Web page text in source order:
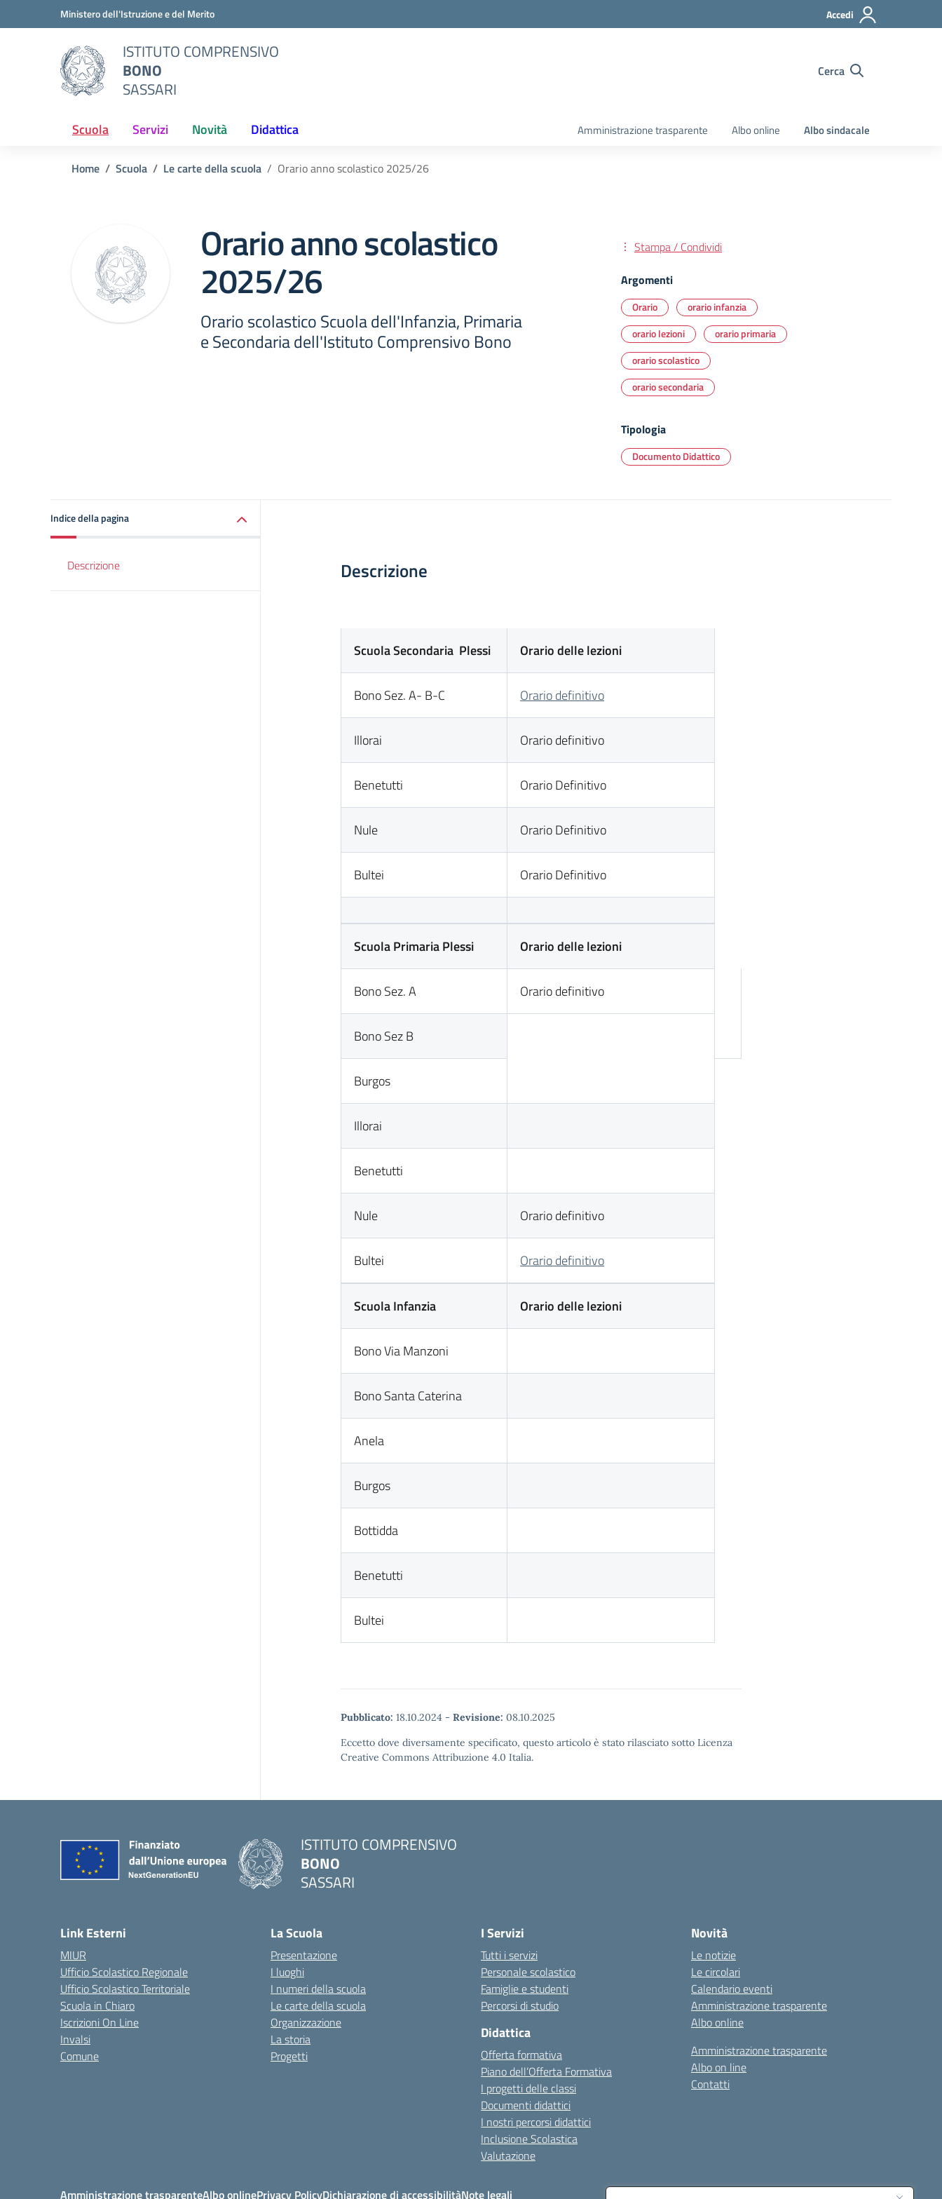
Vai ai contenuti
Vai al menu di navigazioneMinistero dell'Istruzione e del Merito Accedi
ISTITUTO COMPRENSIVO
BONO
SASSARI
Cerca
Scuola Servizi Novità Didattica Amministrazione trasparente Albo online Albo sindacale
Home Scuola Le carte della scuola Orario anno scolastico 2025/26
Orario anno scolastico
2025/26
Orario scolastico Scuola dell'Infanzia, Primaria
e Secondaria dell'Istituto Comprensivo Bono
Stampa / Condividi
Argomenti
Orario
orario infanzia
orario lezioni
orario primaria
orario scolastico
orario secondaria
Tipologia
Documento Didattico
Indice della pagina
Descrizione Descrizione
Scuola Secondaria Plessi Orario delle lezioni
Bono Sez. A- B-C Orario definitivo
Illorai Orario definitivo
Benetutti Orario Definitivo
Nule Orario Definitivo
Bultei Orario Definitivo
Scuola Primaria Plessi Orario delle lezioni
Bono Sez. A Orario definitivo
Bono Sez B
Burgos
Illorai
Benetutti
Nule Orario definitivo
Bultei Orario definitivo
Scuola Infanzia Orario delle lezioni
Bono Via Manzoni
Bono Santa Caterina
Anela
Burgos
Bottidda
Benetutti
Bultei
Pubblicato: 18.10.2024 - Revisione: 08.10.2025
Eccetto dove diversamente specificato, questo articolo è stato rilasciato sotto Licenza
Creative Commons Attribuzione 4.0 Italia.
ISTITUTO COMPRENSIVO
BONO
SASSARI
Link Esterni
MIUR
Ufficio Scolastico Regionale
Ufficio Scolastico Territoriale
Scuola in Chiaro
Iscrizioni On Line
Invalsi
Comune
La Scuola
Presentazione
I luoghi
I numeri della scuola
Le carte della scuola
Organizzazione
La storia
Progetti
I Servizi
Tutti i servizi
Personale scolastico
Famiglie e studenti
Percorsi di studio
Didattica
Offerta formativa
Piano dell’Offerta Formativa
I progetti delle classi
Documenti didattici
I nostri percorsi didattici
Inclusione Scolastica
Valutazione
Novità
Le notizie
Le circolari
Calendario eventi
Amministrazione trasparente
Albo online
Amministrazione trasparente
Albo on line
Contatti
Amministrazione trasparenteAlbo onlinePrivacy PolicyDichiarazione di accessibilitàNote legali